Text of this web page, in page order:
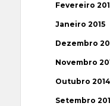
Fevereiro
Janeiro 2015
Dezembro
Novembro
Outubro 2014
Setembro